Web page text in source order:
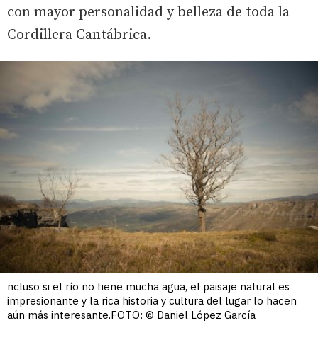
con mayor personalidad y belleza de toda la
Cordillera Cantábrica.
ncluso si el río no tiene mucha agua, el paisaje natural es
impresionante y la rica historia y cultura del lugar lo hacen
aún más interesante.FOTO: © Daniel López García